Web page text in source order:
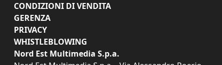
CONDIZIONI DI VENDITA
GERENZA
PRIVACY
WHISTLEBLOWING
Nord Est Multimedia S.p.a.